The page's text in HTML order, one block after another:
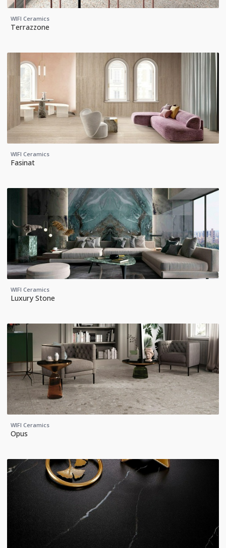
WIFI Ceramics
Terrazzone
WIFI Ceramics
Fasinat
WIFI Ceramics
Luxury Stone
WIFI Ceramics
Opus